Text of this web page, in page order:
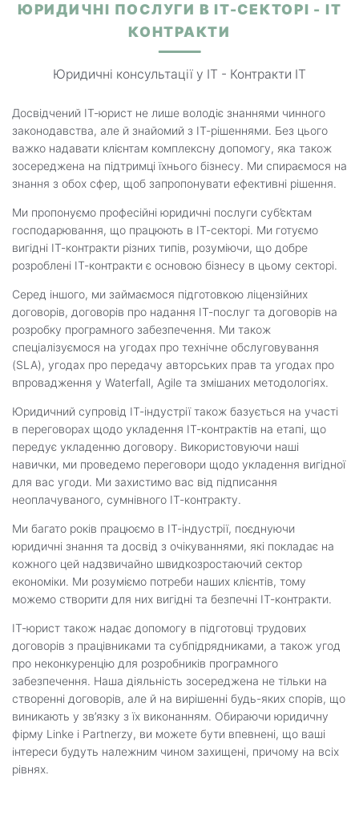
ЮРИДИЧНІ ПОСЛУГИ В IT-СЕКТОРІ - ІТ
КОНТРАКТИ
Юридичні консультації у IT - Контракти IT
Досвідчений ІТ-юрист не лише володіє знаннями чинного
законодавства, але й знайомий з ІТ-рішеннями. Без цього
важко надавати клієнтам комплексну допомогу, яка також
зосереджена на підтримці їхнього бізнесу. Ми спираємося на
знання з обох сфер, щоб запропонувати ефективні рішення.
Ми пропонуємо професійні юридичні послуги суб’єктам
господарювання, що працюють в ІТ-секторі. Ми готуємо
вигідні ІТ-контракти різних типів, розуміючи, що добре
розроблені ІТ-контракти є основою бізнесу в цьому секторі.
Серед іншого, ми займаємося підготовкою ліцензійних
договорів, договорів про надання ІТ-послуг та договорів на
розробку програмного забезпечення. Ми також
спеціалізуємося на угодах про технічне обслуговування
(SLA), угодах про передачу авторських прав та угодах про
впровадження у Waterfall, Agile та змішаних методологіях.
Юридичний супровід ІТ-індустрії також базується на участі
в переговорах щодо укладення ІТ-контрактів на етапі, що
передує укладенню договору. Використовуючи наші
навички, ми проведемо переговори щодо укладення вигідної
для вас угоди. Ми захистимо вас від підписання
неоплачуваного, сумнівного ІТ-контракту.
Ми багато років працюємо в ІТ-індустрії, поєднуючи
юридичні знання та досвід з очікуваннями, які покладає на
кожного цей надзвичайно швидкозростаючий сектор
економіки. Ми розуміємо потреби наших клієнтів, тому
можемо створити для них вигідні та безпечні ІТ-контракти.
ІТ-юрист також надає допомогу в підготовці трудових
договорів з працівниками та субпідрядниками, а також угод
про неконкуренцію для розробників програмного
забезпечення. Наша діяльність зосереджена не тільки на
створенні договорів, але й на вирішенні будь-яких спорів, що
виникають у зв’язку з їх виконанням. Обираючи юридичну
фірму Linke i Partnerzy, ви можете бути впевнені, що ваші
інтереси будуть належним чином захищені, причому на всіх
рівнях.